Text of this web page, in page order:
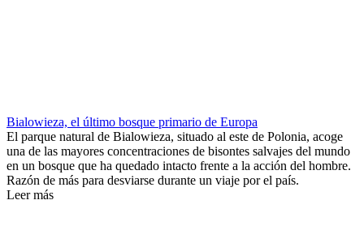
Bialowieza, el último bosque primario de Europa
El parque natural de Bialowieza, situado al este de Polonia, acoge
una de las mayores concentraciones de bisontes salvajes del mundo
en un bosque que ha quedado intacto frente a la acción del hombre.
Razón de más para desviarse durante un viaje por el país.
Leer más